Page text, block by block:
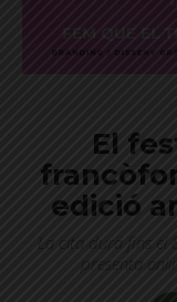
El
edició
La cita dura fins
presenta